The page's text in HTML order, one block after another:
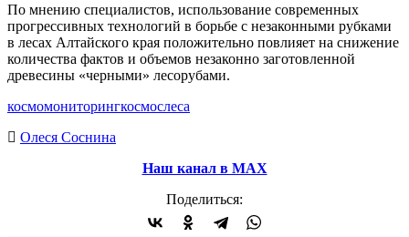
По мнению специалистов, использование современных
прогрессивных технологий в борьбе с незаконными рубками
в лесах Алтайского края положительно повлияет на снижение
количества фактов и объемов незаконно заготовленной
древесины «черными» лесорубами.
космомониторингкосмослеса
Олеся Соснина
Наш канал в МАХ
Поделиться: